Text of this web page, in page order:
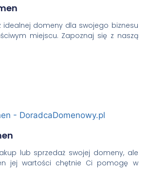
idealnej domeny dla swojego biznesu
miejscu. Zapoznaj się z naszą
lub sprzedaż swojej domeny, ale
jej wartości chętnie Ci pomogę w